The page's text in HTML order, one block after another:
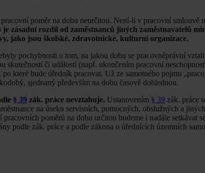
poměr na dobu neurčitou. Není-li v pracovní smlouvě
je zásadní rozdíl od zaměstnanců jiných zaměstnavatelů
jako jsou školské, zdravotnické, kulturní organizace.
pochybnosti o tom, na jakou dobu se pracovněprávní
skutečností či událostí (např. ukončením pracovní
které bude úředník pracovat. Už ze samotného pojmu
sjednaný především na dobu časově dohlednou.
§ 39 zák. práce nevztahuje. Ustanovením § 39 zák. práce
na úseku servisních, pomocných, obslužných a jiných
poměrů na dobu určitou budeme i nadále setkávat
podle zák. práce a podle zákona o úřednících územních